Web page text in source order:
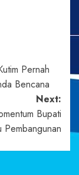
Pernah
Bencana
Next:
Bupati
Pembangunan